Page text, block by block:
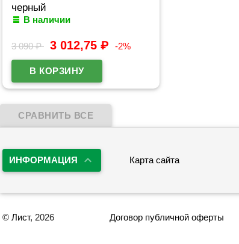
черный
В наличии
3 090₽ 3 012,75 ₽ -2%
ИНФОРМАЦИЯ Карта сайта
© Лист, 2026 Договор публичной оферты